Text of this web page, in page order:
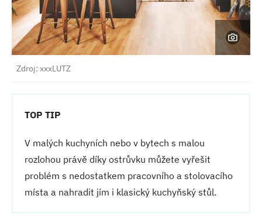
Zdroj: xxxLUTZ
TOP TIP
V malých kuchyních nebo v bytech s malou
rozlohou právě díky ostrůvku můžete vyřešit
problém s nedostatkem pracovního a stolovacího
místa a nahradit jím i klasický kuchyňský stůl.